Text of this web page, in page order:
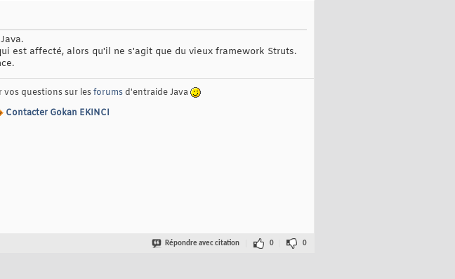
est affecté, alors qu'il ne s'agit que du vieux framework Struts.
vos questions sur lesforums d'entraide Java
Contacter Gokan EKINCI
Répondre avec citation 0 0